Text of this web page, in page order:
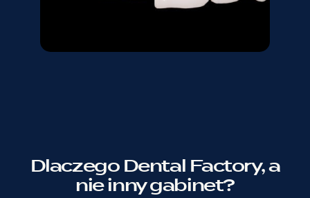
Dlaczego Dental Factory, a
nie inny gabinet?